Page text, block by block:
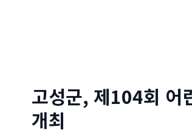
고성군, 제104회 어
개최